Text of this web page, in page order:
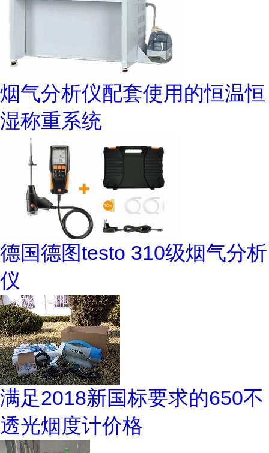
烟气分析仪配套使用的恒温恒
湿称重系统
德国德图testo 310级烟气分析
仪
满足2018新国标要求的650不
透光烟度计价格